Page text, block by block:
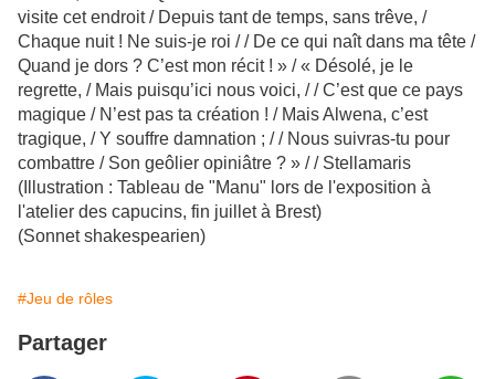
(Illustration : Tableau de "Manu" lors de l'exposition à
l'atelier des capucins, fin juillet à Brest)
(Sonnet shakespearien)
#Jeu de rôles
Partager